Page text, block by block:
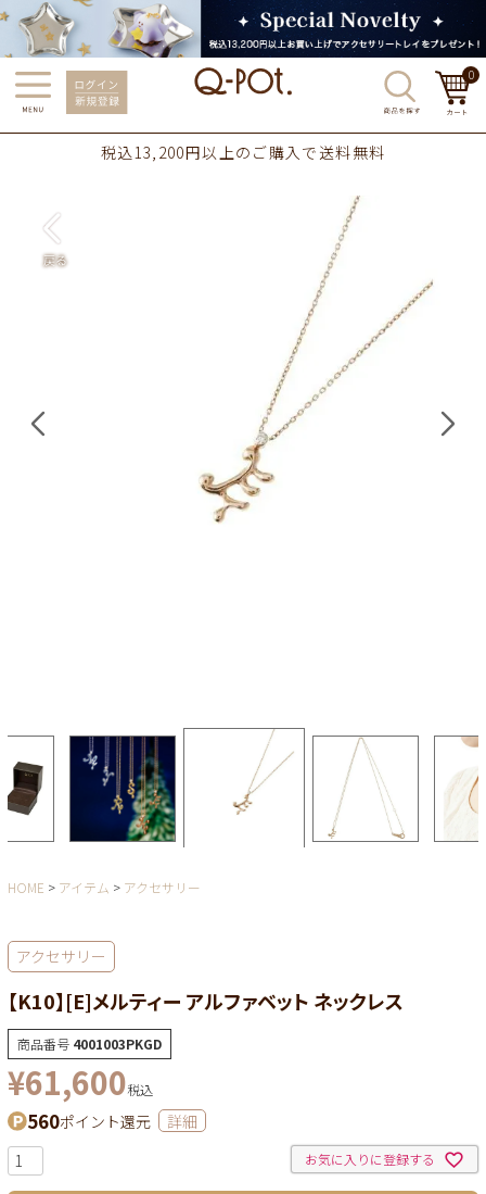
0
税込13,200円以上のご購入で送料無料
HOME アイテム アクセサリー
アクセサリー
【K10】[E]メルティー アルファベット ネックレス
商品番号 4001003PKGD
¥61,600税込
560ポイント還元 詳細
お気に入りに登録する